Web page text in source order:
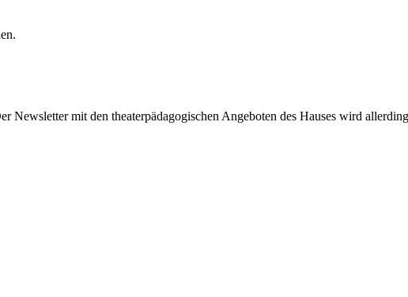
mit den theaterpädagogischen Angeboten des Hauses wird